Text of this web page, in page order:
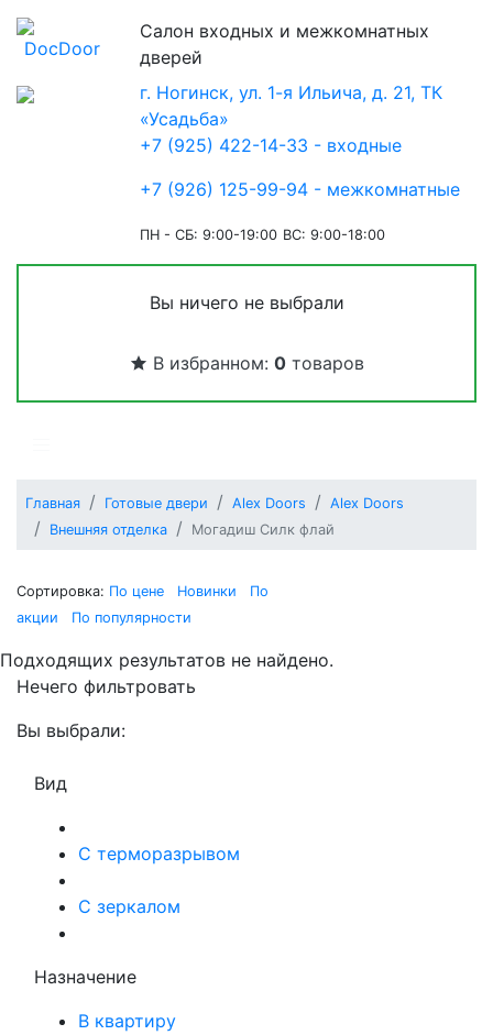
Салон входных и межкомнатных
дверей
г. Ногинск, ул. 1-я Ильича, д. 21, ТК
«Усадьба»
+7 (925) 422-14-33 - входные
+7 (926) 125-99-94 - межкомнатные
ПН - СБ: 9:00-19:00 ВС: 9:00-18:00
Вы ничего не выбрали
В избранном: 0товаров
Главная Готовые двери Alex Doors
Alex Doors
Внешняя отделка
Могадиш Силк флай
Сортировка: По цене Новинки
По
акции
По популярности
Подходящих результатов не найдено.
Нечего фильтровать
Вы выбрали:
Вид
С терморазрывом
С зеркалом
Назначение
В квартиру